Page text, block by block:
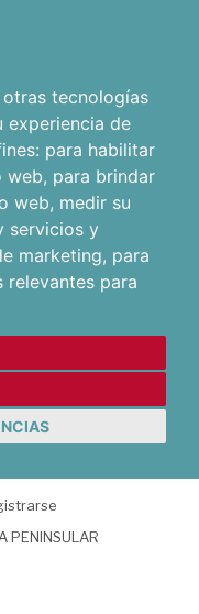
tecnologías
experiencia de
para habilitar
web, para brindar
web, medir su
servicios y
marketing, para
relevantes para
PENINSULAR